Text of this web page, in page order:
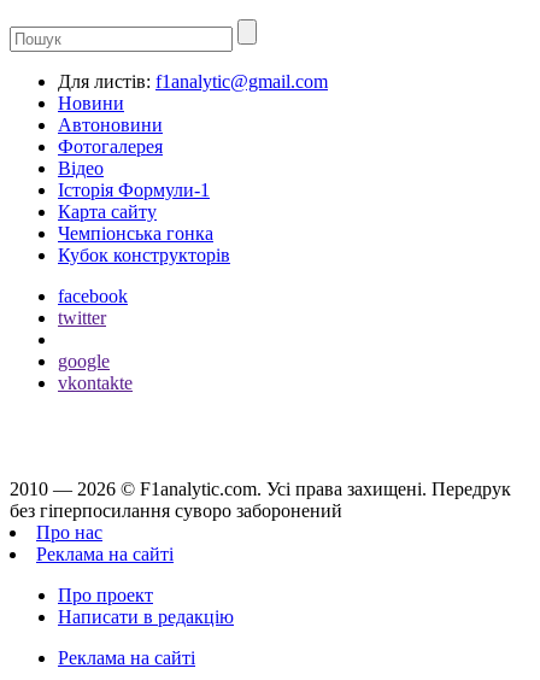
Для листів: f1analytic@gmail.com
Новини
Автоновини
Фотогалерея
Відео
Історія Формули-1
Карта сайту
Чемпіонська гонка
Кубок конструкторів
facebook
twitter
google
vkontakte
2010 — 2026 © F1analytic.com. Усi права захищенi. Передрук
без гіперпосилання суворо заборонений
Про нас
Реклама на сайті
Про проект
Написати в редакцію
Реклама на сайті